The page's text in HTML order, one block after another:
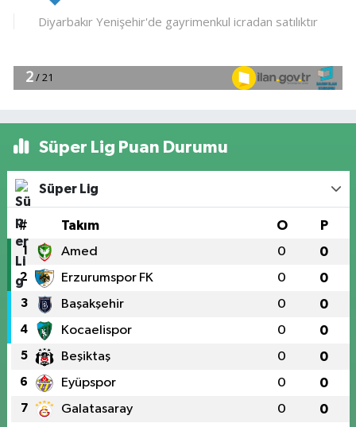
Süper Lig Puan Durumu
Süper Lig
# Takım O P
1 Amed 0 0
2 Erzurumspor FK 0 0
3 Başakşehir 0 0
4 Kocaelispor 0 0
5 Beşiktaş 0 0
6 Eyüpspor 0 0
7 Galatasaray 0 0